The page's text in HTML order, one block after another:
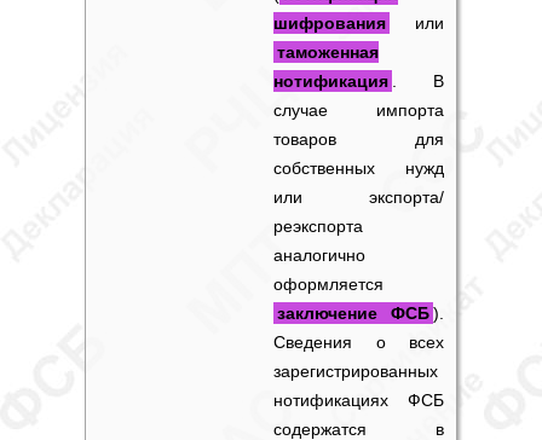
шифрования
или
таможенная
нотификация
. В
случае импорта
товаров для
собственных нужд
или экспорта/
реэкспорта
аналогично
оформляется
заключение ФСБ).
Сведения о всех
зарегистрированных
нотификациях ФСБ
содержатся в